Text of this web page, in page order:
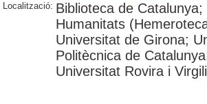
Localització: Biblioteca de
Humanitats
Universitat de Girona;
Politècnica de
Universitat Rovira i Virgili